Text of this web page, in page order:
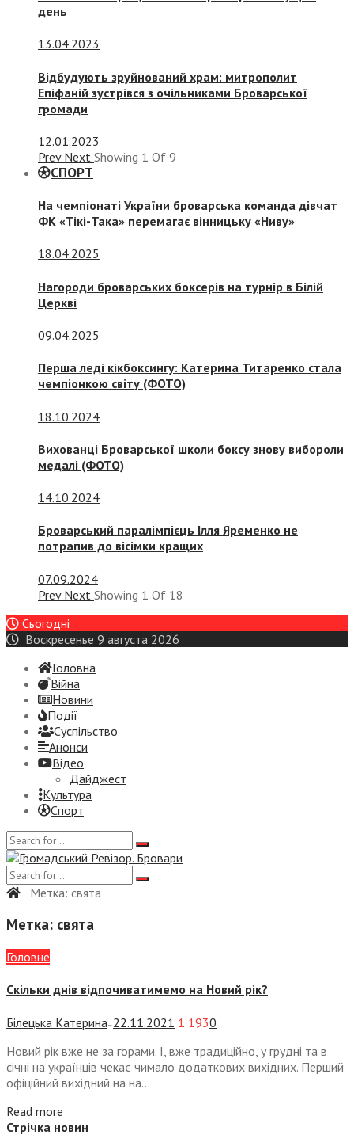
день
13.04.2023
Відбудують зруйнований храм: митрополит
Епіфаній зустрівся з очільниками Броварської
громади
12.01.2023
Prev Next Showing 1 Of 9
СПОРТ
На чемпіонаті України броварська команда дівчат
ФК «Тікі-Така» перемагає вінницьку «Ниву»
18.04.2025
Нагороди броварських боксерів на турнір в Білій
Церкві
09.04.2025
Перша леді кікбоксингу: Катерина Титаренко стала
чемпіонкою світу (ФОТО)
18.10.2024
Вихованці Броварської школи боксу знову вибороли
медалі (ФОТО)
14.10.2024
Броварський паралімпієць Ілля Яременко не
потрапив до вісімки кращих
07.09.2024
Prev Next Showing 1 Of 18
Сьогодні
Воскресенье 9 августа 2026
Головна
Війна
Новини
Події
Суспiльство
Анонси
Відео
Дайджест
Культура
Спорт
Метка: свята
Метка: свята
Головне
Скільки днів відпочиватимемо на Новий рік?
Білецька Катерина — 22.11.2021 1 1930
Новий рік вже не за горами. І, вже традиційно, у грудні та в
січні на українців чекає чимало додаткових вихідних. Перший
офіційний вихідний на на...
Read more
Стрічка новин